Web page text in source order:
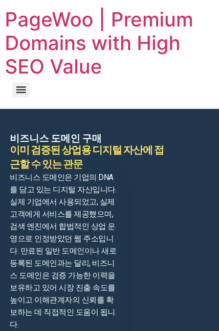
PageWoo | Premium
Domains with High
SEO Value
비즈니스 도메인 구매
이미 검증된 상업용 디지털 자산에 접
근할 수 있는 관문
비즈니스 도메인은 기업의 DNA
를 담고 있는 디지털 자산입니다.
실제 기업에서 사용되었고, 실제
고객에게 서비스를 제공했으며,
검색 엔진에서 합법적인 상업 운
영으로 인정받았던 웹 주소입니
다. 만료된 일반 도메인이나 새로
등록된 도메인과는 달리, 비즈니
스 도메인은 검증 가능한 이력을
보유하고 있어 시장 진출 속도를
높이고 이해관계자의 신뢰를 확
보하는 데 직접적인 도움이 됩니
다.